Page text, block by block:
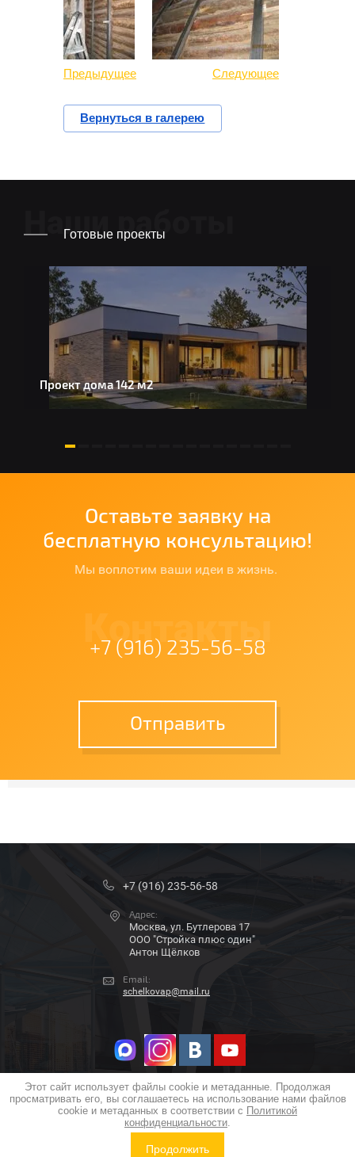
Этот сайт использует файлы cookie и метаданные. Продолжая
просматривать его, вы соглашаетесь на использование нами файлов
cookie и метаданных в соответствии с Политикой
конфиденциальности.
Продолжить
Предыдущее Следующее
Вернуться в галерею
Наши работы
Готовые проекты
Проект дома 142 м2
Оставьте заявку на
бесплатную консультацию!
Мы воплотим ваши идеи в жизнь.
Контакты
+7 (916) 235-56-58
Отправить
+7 (916) 235-56-58
Адрес:
Москва, ул. Бутлерова 17
ООО "Стройка плюс один"
Антон Щёлков
Email:
schelkovap@mail.ru
COPYRIGHT © 2018 - 2026
ПОЛИТИКА КОНФИДЕНЦИАЛЬНОСТИ
Megagroup.ru